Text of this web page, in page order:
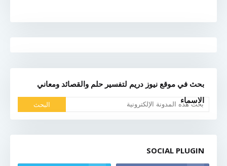
بحث في موقع نيوز دريم لتفسير حلم والقصائد ومعاني
الاسماء
SOCIAL PLUGIN